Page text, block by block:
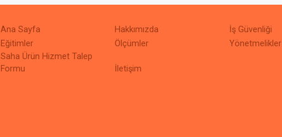
Ana Sayfa Hakkımızda
İş Güvenliği
Eğitimler
Ölçümler
Yönetmelikler
Saha Ürün Hizmet Talep
Formu
İletişim